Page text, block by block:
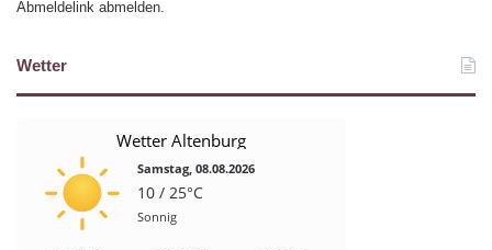
Abmeldelink abmelden.
Wetter
Wetter Altenburg
Samstag, 08.08.2026
10 / 25°C
Sonnig